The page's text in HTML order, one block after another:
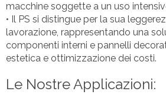
macchine soggette a un uso
• Il PS si distingue per la sua
lavorazione, rappresentando una
componenti interni e pannelli
estetica e ottimizzazione dei costi.
Le Nostre Applicazioni: